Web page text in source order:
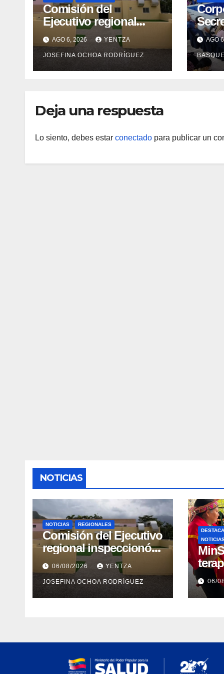
Comisión del
Ejecutivo regional
inspeccionó obras de
recuperación en la
Maternidad Integral
Aragua
AGO 6, 2026 YENTZA
JOSEFINA OCHOA RODRÍGUEZ
enAGO
Deja una respuesta
Lo siento, debes estar conectado para publicar un
NOTICIAS
NOTICIAS REGIONALES
Comisión del Ejecutivo
regional inspeccionó
obras de recuperación
en la Maternidad
Integral Aragua
06/08/2026 YENTZA
JOSEFINA OCHOA RODRÍGUEZ 06/